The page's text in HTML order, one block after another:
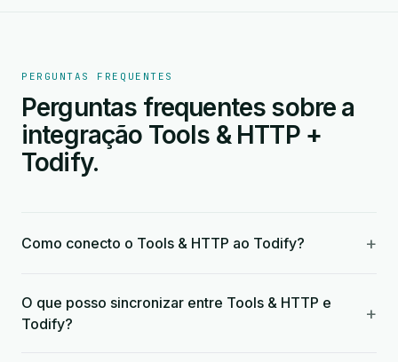
PERGUNTAS FREQUENTES
Perguntas frequentes sobre a
integração Tools & HTTP +
Todify.
Como conecto o Tools & HTTP ao Todify? +
O que posso sincronizar entre Tools & HTTP e
Todify?
+